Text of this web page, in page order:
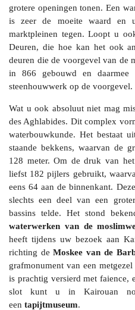
grotere openingen tonen. Een
is zeer de moeite waard en
marktpleinen tegen. Loopt u
Deuren, die hoe kan het ook
deuren die de voorgevel van de
in 866 gebouwd en
steenhouwwerk op de voorgevel.
Wat u ook absoluut niet mag
des Aghlabides. Dit complex
waterbouwkunde. Het bestaat
staande bekkens, waarvan de
128 meter. Om de druk van
liefst 182 pijlers gebruikt,
eens 64 aan de binnenkant.
slechts een deel van een
bassins telde. Het stond
waterwerken van de
heeft tijdens uw bezoek aan
richting de Moskee van de
grafmonument van een
is prachtig versierd met faience,
slot kunt u in Kairouan
een tapijtmuseum.